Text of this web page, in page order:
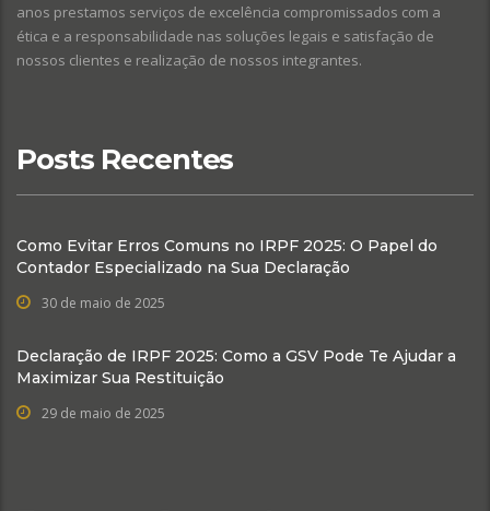
anos prestamos serviços de excelência compromissados com a
ética e a responsabilidade nas soluções legais e satisfação de
nossos clientes e realização de nossos integrantes.
Posts Recentes
Como Evitar Erros Comuns no IRPF 2025: O Papel do
Contador Especializado na Sua Declaração
30 de maio de 2025
Declaração de IRPF 2025: Como a GSV Pode Te Ajudar a
Maximizar Sua Restituição
29 de maio de 2025